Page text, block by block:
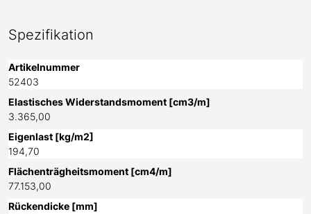
Spezifikation
Artikelnummer
52403
Elastisches Widerstandsmoment [cm3/m]
3.365,00
Eigenlast [kg/m2]
194,70
Flächenträgheitsmoment [cm4/m]
77.153,00
Rückendicke [mm]